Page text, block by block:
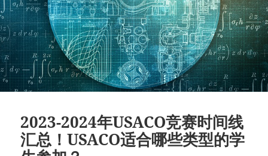
2023-2024年USACO竞赛时间线
汇总！USACO适合哪些类型的学